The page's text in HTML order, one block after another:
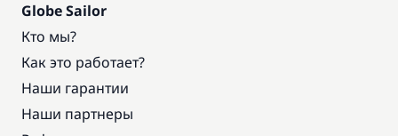
Globe Sailor
Кто мы?
Как это работает?
Наши гарантии
Наши партнеры